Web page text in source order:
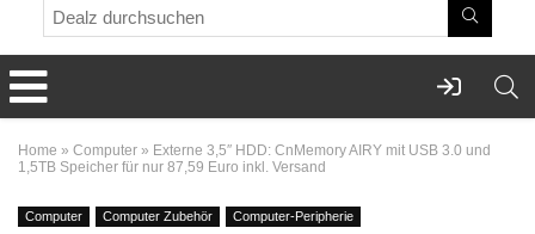
Home » Computer » Externe 3,5″ HDD: CnMemory AIRY mit USB 3.0 und
1,5TB Speicher für nur 87,59 Euro inkl. Versand
Computer Computer Zubehör Computer-Peripherie